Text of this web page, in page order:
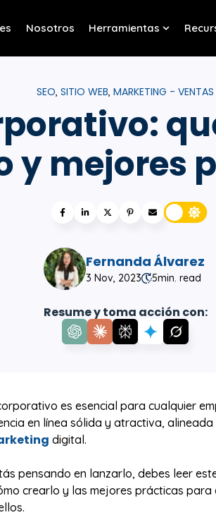
for Servicios
Nosotros Herramientas
Show
SEO, SITIO WEB, MARKETING - VENTAS
y mejores
Fernanda Álvarez
3 Nov, 2023 5min. read
Resume y toma acción con:
es esencial para cualquier
en línea sólida y atractiva,
digital.
pensando en lanzarlo, debes leer
crearlo y las mejores prácticas